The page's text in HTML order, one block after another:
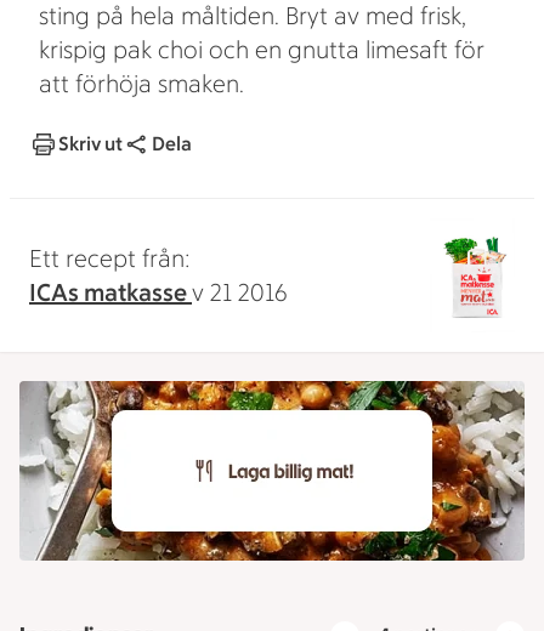
sting på hela måltiden. Bryt av med frisk,
krispig pak choi och en gnutta limesaft för
att förhöja smaken.
Skriv ut Dela
Ett recept från:
ICAs matkassev 21 2016